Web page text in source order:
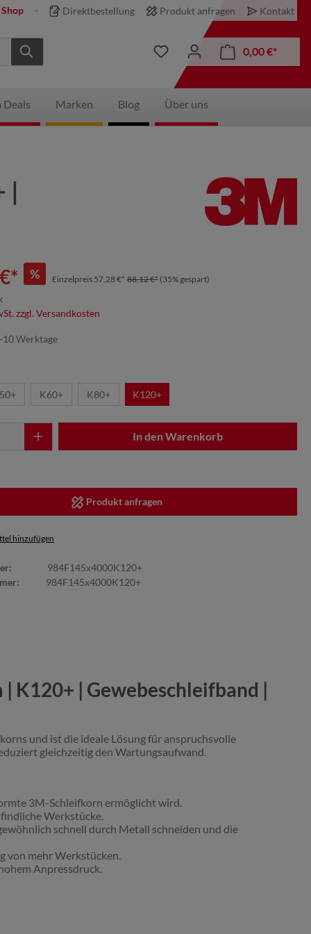
Direktbestellung Produkt anfragen Kontakt
0,00 €*
Deals Marken Blog Über uns
|
% Einzelpreis 57,28 €* 88,12 €* (35% gespart)
zzgl. Versandkosten
Werktage
K60+ K80+ K120+
In den Warenkorb
Produkt anfragen
hinzufügen
984F145x4000K120+
984F145x4000K120+
K120+ | Gewebeschleifband |
und ist die ideale Lösung für anspruchsvolle
gleichzeitig den Wartungsaufwand.
3M-Schleifkorn ermöglicht wird.
Werkstücke.
schnell durch Metall schneiden und die
von mehr Werkstücken.
Anpressdruck.